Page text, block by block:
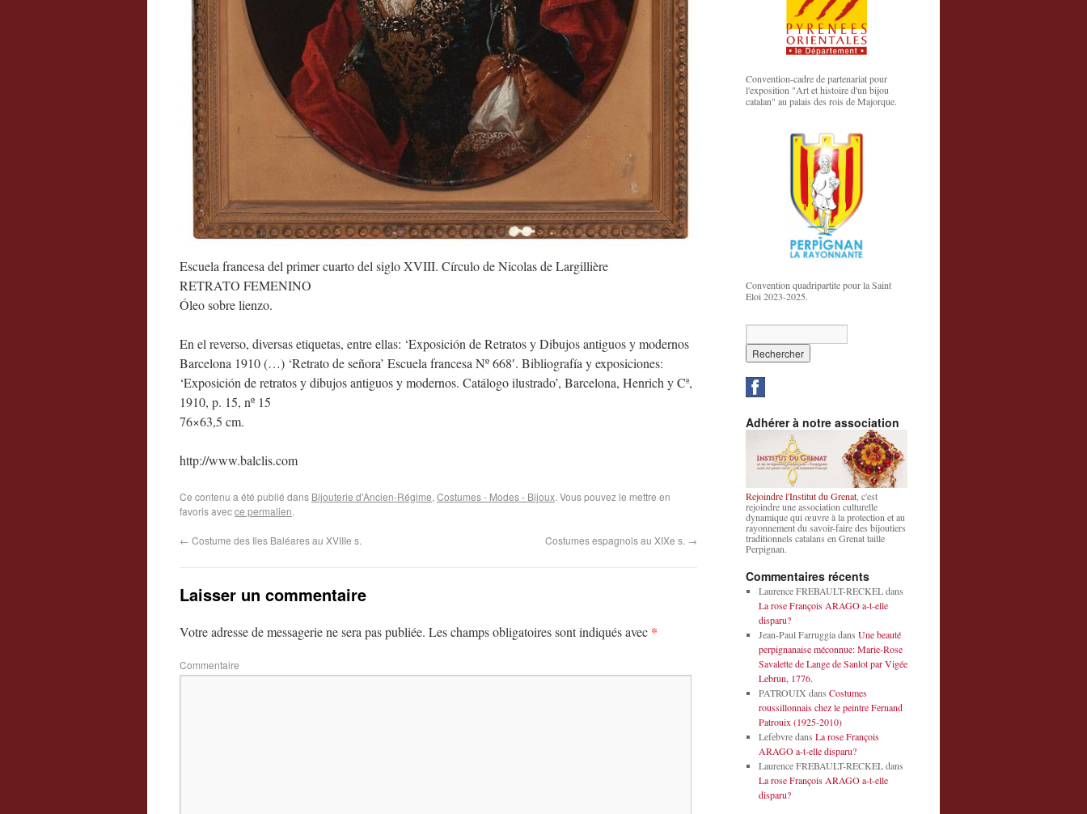
Escuela francesa del primer cuarto del siglo XVIII. Círculo de Nicolas de Largillière
RETRATO FEMENINO
Óleo sobre lienzo.
En el reverso, diversas etiquetas, entre ellas: ‘Exposición de Retratos y Dibujos antiguos y modernos
Barcelona 1910 (…) ‘Retrato de señora’ Escuela francesa Nº 668′. Bibliografía y exposiciones:
‘Exposición de retratos y dibujos antiguos y modernos. Catálogo ilustrado’, Barcelona, Henrich y Cª,
1910, p. 15, nº 15
76×63,5 cm.
http://www.balclis.com
Ce contenu a été publié dans Bijouterie d'Ancien-Régime, Costumes - Modes - Bijoux. Vous pouvez le mettre en
favoris avecce permalien.
← Costume des Iles Baléares au XVIIIe s. Costumes espagnols au XIXe s. →
Laisser un commentaire
Votre adresse de messagerie ne sera pas publiée. Les champs obligatoires sont indiqués avec *
Commentaire
Convention-cadre de partenariat pour
l'exposition "Art et histoire d'un bijou
catalan" au palais des rois de Majorque.
Convention quadripartite pour la Saint
Eloi 2023-2025.
Adhérer à notre association
Rejoindre l'Institut du Grenat , c'est
rejoindre une association culturelle
dynamique qui œuvre à la protection et au
rayonnement du savoir-faire des bijoutiers
traditionnels catalans en Grenat taille
Perpignan.
Commentaires récents
Laurence FREBAULT-RECKELdans
La rose François ARAGO a-t-elle
disparu?
Jean-Paul Farruggiadans Une beauté
perpignanaise méconnue: Marie-Rose
Savalette de Lange de Sanlot par Vigée
Lebrun, 1776.
PATROUIX dans Costumes
roussillonnais chez le peintre Fernand
Patrouix (1925-2010)
Lefebvredans La rose François
ARAGO a-t-elle disparu?
Laurence FREBAULT-RECKELdans
La rose François ARAGO a-t-elle
disparu?